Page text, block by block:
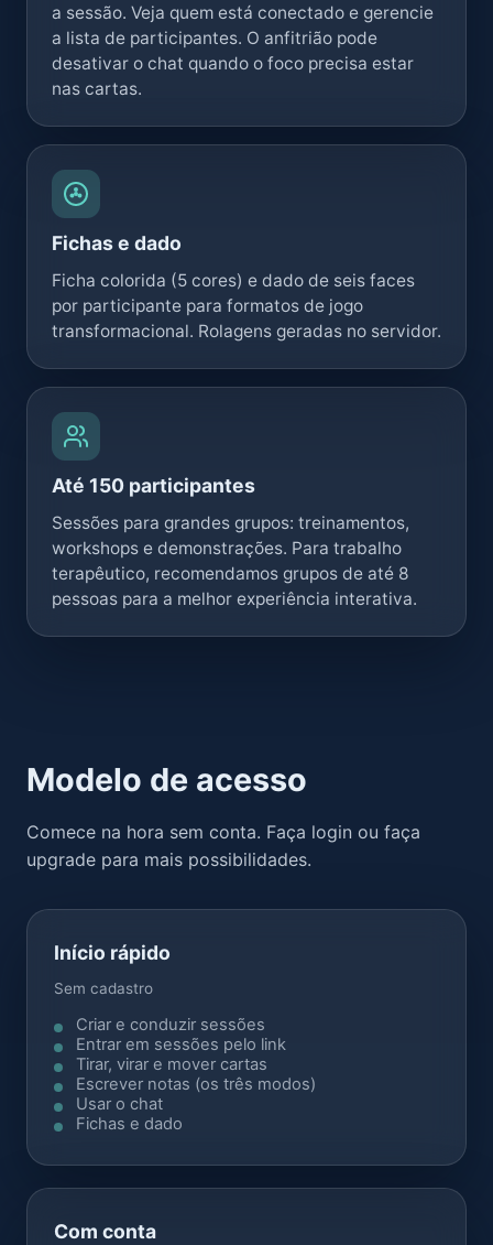
a sessão. Veja quem está conectado e gerencie
a lista de participantes. O anfitrião pode
desativar o chat quando o foco precisa estar
nas cartas.
Fichas e dado
Ficha colorida (5 cores) e dado de seis faces
por participante para formatos de jogo
transformacional. Rolagens geradas no servidor.
Até 150 participantes
Sessões para grandes grupos: treinamentos,
workshops e demonstrações. Para trabalho
terapêutico, recomendamos grupos de até 8
pessoas para a melhor experiência interativa.
Modelo de acesso
Comece na hora sem conta. Faça login ou faça
upgrade para mais possibilidades.
Início rápido
Sem cadastro
Criar e conduzir sessões
Entrar em sessões pelo link
Tirar, virar e mover cartas
Escrever notas (os três modos)
Usar o chat
Fichas e dado
Com conta